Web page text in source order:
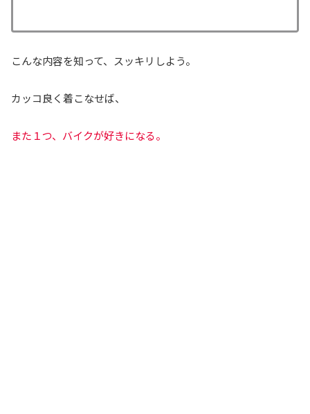
こんな内容を知って、スッキリしよう。
カッコ良く着こなせば、
また１つ、バイクが好きになる。